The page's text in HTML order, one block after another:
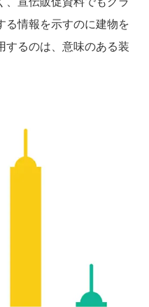
る情報を示すのに建物を
するのは、意味のある装